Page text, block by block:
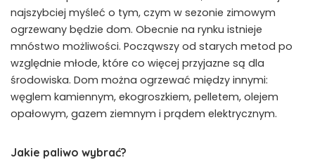
najszybciej myśleć o tym, czym w sezonie zimowym
ogrzewany będzie dom. Obecnie na rynku istnieje
mnóstwo możliwości. Począwszy od starych metod po
względnie młode, które co więcej przyjazne są dla
środowiska. Dom można ogrzewać między innymi:
węglem kamiennym, ekogroszkiem, pelletem, olejem
opałowym, gazem ziemnym i prądem elektrycznym.
Jakie paliwo wybrać?